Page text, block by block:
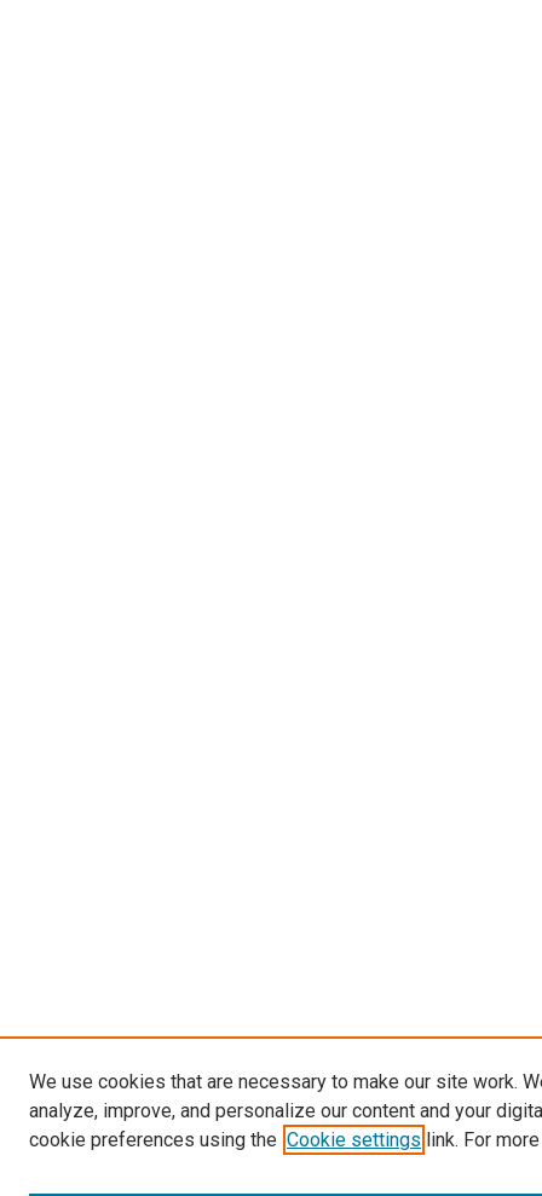
We use cookies that are necessary to make our site work.
analyze, improve, and personalize our content and your
cookie preferences using the Cookie settings link. For